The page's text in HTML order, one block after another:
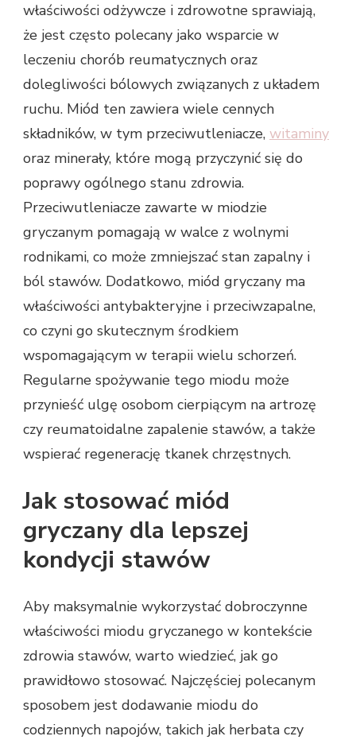
właściwości odżywcze i zdrowotne sprawiają,
że jest często polecany jako wsparcie w
leczeniu chorób reumatycznych oraz
dolegliwości bólowych związanych z układem
ruchu. Miód ten zawiera wiele cennych
składników, w tym przeciwutleniacze, witaminy
oraz minerały, które mogą przyczynić się do
poprawy ogólnego stanu zdrowia.
Przeciwutleniacze zawarte w miodzie
gryczanym pomagają w walce z wolnymi
rodnikami, co może zmniejszać stan zapalny i
ból stawów. Dodatkowo, miód gryczany ma
właściwości antybakteryjne i przeciwzapalne,
co czyni go skutecznym środkiem
wspomagającym w terapii wielu schorzeń.
Regularne spożywanie tego miodu może
przynieść ulgę osobom cierpiącym na artrozę
czy reumatoidalne zapalenie stawów, a także
wspierać regenerację tkanek chrzęstnych.
Jak stosować miód
gryczany dla lepszej
kondycji stawów
Aby maksymalnie wykorzystać dobroczynne
właściwości miodu gryczanego w kontekście
zdrowia stawów, warto wiedzieć, jak go
prawidłowo stosować. Najczęściej polecanym
sposobem jest dodawanie miodu do
codziennych napojów, takich jak herbata czy